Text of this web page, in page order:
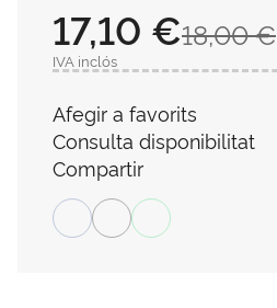
18,00 €
17,10 €
IVA inclós
Afegir a favorits
Consulta disponibilitat
Compartir